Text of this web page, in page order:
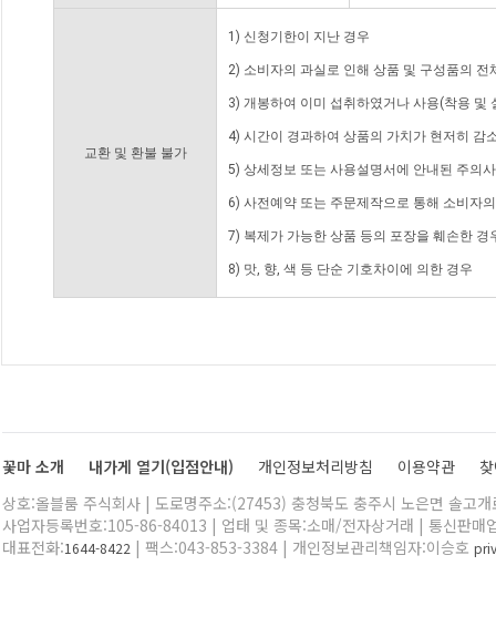
교환 및 환불 불가
1) 신청기한이 지난 경우
2) 소비자의 과실로 인해 상품 및 구성품의
3) 개봉하여 이미 섭취하였거나 사용(착용 및
4) 시간이 경과하여 상품의 가치가 현저히 감
5) 상세정보 또는 사용설명서에 안내된 주의
6) 사전예약 또는 주문제작으로 통해 소비자
7) 복제가 가능한 상품 등의 포장을 훼손한 경
8) 맛, 향, 색 등 단순 기호차이에 의한 경우
꽃마 소개 내가게 열기(입점안내) 개인정보처리방침 이용약관
상호:올블룸 주식회사 | 도로명주소:(27453) 충청북도 충주시 노은면 솔고
사업자등록번호:105-86-84013 | 업태 및 종목:소매/전자상거래 | 통신판매
대표전화:1644-8422 | 팩스:043-853-3384 | 개인정보관리책임자:이승호